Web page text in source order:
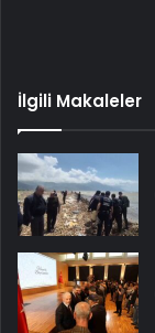
İlgili Makaleler